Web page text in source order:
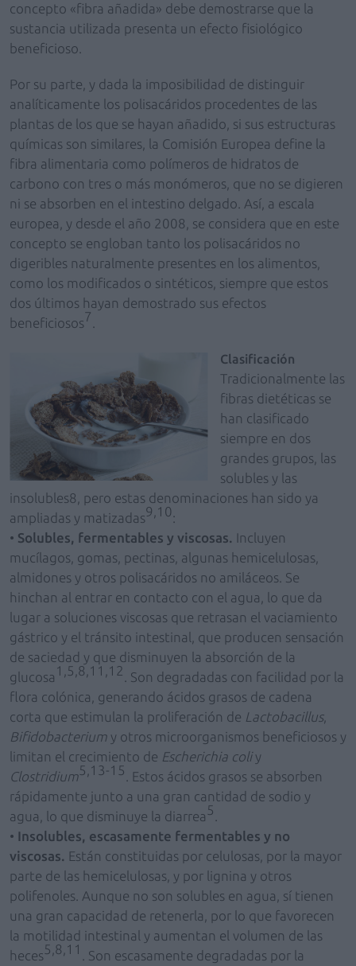
concepto «fibra añadida» debe demostrarse que la
sustancia utilizada presenta un efecto fisiológico
beneficioso.
Por su parte, y dada la imposibilidad de distinguir
analíticamente los polisacáridos procedentes de las
plantas de los que se hayan añadido, si sus estructuras
químicas son similares, la Comisión Europea define la
fibra alimentaria como polímeros de hidratos de
carbono con tres o más monómeros, que no se digieren
ni se absorben en el intestino delgado. Así, a escala
europea, y desde el año 2008, se considera que en este
concepto se engloban tanto los polisacáridos no
digeribles naturalmente presentes en los alimentos,
como los modificados o sintéticos, siempre que estos
dos últimos hayan demostrado sus efectos
beneficiosos7
Clasificación
Tradicionalmente las
fibras dietéticas se
han clasificado
siempre en dos
grandes grupos, las
solubles y las
insolubles8, pero estas denominaciones han sido ya
ampliadas y matizadas9,10:
• Solubles, fermentables y viscosas. Incluyen
mucílagos, gomas, pectinas, algunas hemicelulosas,
almidones y otros polisacáridos no amiláceos. Se
hinchan al entrar en contacto con el agua, lo que da
lugar a soluciones viscosas que retrasan el vaciamiento
gástrico y el tránsito intestinal, que producen sensación
de saciedad y que disminuyen la absorción de la
glucosa 1,5,8,11,12 . Son degradadas con facilidad por la
flora colónica, generando ácidos grasos de cadena
corta que estimulan la proliferación de Lactobacillus,
Bifidobacterium y otros microorganismos beneficiosos y
limitan el crecimiento de Escherichia coliy
Clostridium5,13-15
. Estos ácidos grasos se absorben
rápidamente junto a una gran cantidad de sodio y
agua, lo que disminuye la diarrea 5
• Insolubles, escasamente fermentables y no
viscosas. Están constituidas por celulosas, por la mayor
parte de las hemicelulosas, y por lignina y otros
polifenoles. Aunque no son solubles en agua, sí tienen
una gran capacidad de retenerla, por lo que favorecen
la motilidad intestinal y aumentan el volumen de las
heces5,8,11 . Son escasamente degradadas por la